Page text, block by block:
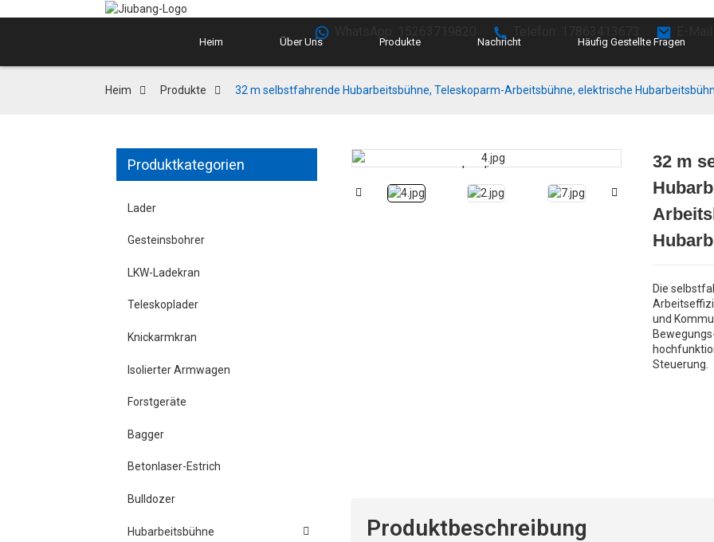
Heim Über Uns Produkte Nachricht Häufig Gestellte Fragen
Heim Produkte 32 m selbstfahrende Hubarbeitsbühne, Teleskoparm-Arbeitsbühne, elektrische
Produktkategorien
Lader
Gesteinsbohrer
LKW-Ladekran
Teleskoplader
Knickarmkran
Isolierter Armwagen
Forstgeräte
Bagger
Betonlaser-Estrich
Bulldozer
Hubarbeitsbühne
Loading...
Loading...
32 m
Die
und
Steuerung.
Produktbeschreibung